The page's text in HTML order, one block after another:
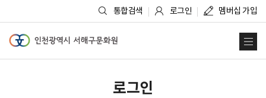
통합검색 로그인 멤버십 가입
로그인